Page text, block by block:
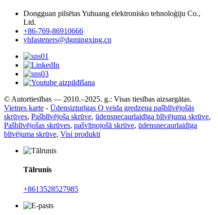
Dongguan pilsētas Yuhuang elektronisko tehnoloģiju Co.,
Ltd.
+86-769-86910666
yhfasteners@dgmingxing.cn
© Autortiesības — 2010.–2025. g.: Visas tiesības aizsargātas.
Vietnes karte - Ūdensizturīgas O veida gredzena pašblīvējošās
skrūves, Pašblīvējoša skrūve, ūdensnecaurlaidīga blīvējuma skrūve,
Pašblīvējošas skrūves, pašvītņojošā skrūve, ūdensnecaurlaidīga
blīvējuma skrūve, Visi produkti
Tālrunis
+8613528527985